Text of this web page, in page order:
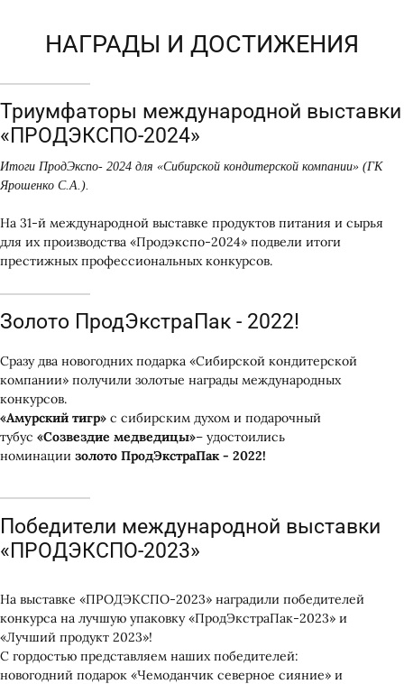
НАГРАДЫ И ДОСТИЖЕНИЯ
Триумфаторы международной выставки
«ПРОДЭКСПО-2024»
Итоги ПродЭкспо- 2024 для «Сибирской кондитерской компании» (ГК
Ярошенко С.А.).
На 31-й международной выставке продуктов питания и сырья
для их производства «Продэкспо-2024» подвели итоги
престижных профессиональных конкурсов.
Золото ПродЭкстраПак - 2022!
Сразу два новогодних подарка «Сибирской кондитерской
компании» получили золотые награды международных
конкурсов.
«Амурский тигр» с сибирским духом и подарочный
тубус «Созвездие медведицы»– удостоились
номинации золото ПродЭкстраПак - 2022!
Победители международной выставки
«ПРОДЭКСПО-2023»
На выставке «ПРОДЭКСПО-2023» наградили победителей
конкурса на лучшую упаковку «ПродЭкстраПак-2023» и
«Лучший продукт 2023»!
С гордостью представляем наших победителей:
новогодний подарок «Чемоданчик северное сияние» и
Версия для компьютера